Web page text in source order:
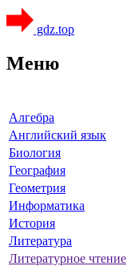
gdz.top
Меню
Алгебра
Английский язык
Биология
География
Геометрия
Информатика
История
Литература
Литературное чтение